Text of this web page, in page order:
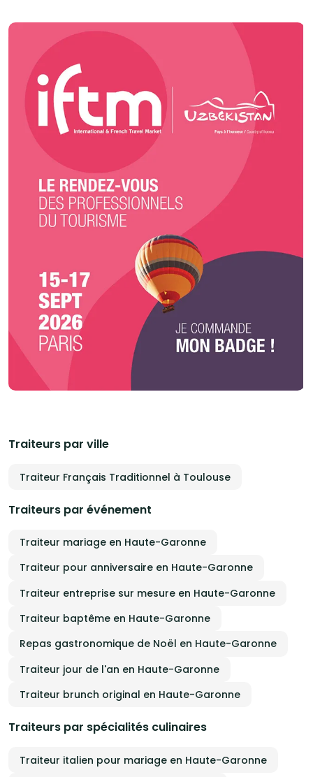
Traiteurs par ville
Traiteur Français Traditionnel à Toulouse
Traiteurs par événement
Traiteur mariage en Haute-Garonne
Traiteur pour anniversaire en Haute-Garonne
Traiteur entreprise sur mesure en Haute-Garonne
Traiteur baptême en Haute-Garonne
Repas gastronomique de Noël en Haute-Garonne
Traiteur jour de l'an en Haute-Garonne
Traiteur brunch original en Haute-Garonne
Traiteurs par spécialités culinaires
Traiteur italien pour mariage en Haute-Garonne